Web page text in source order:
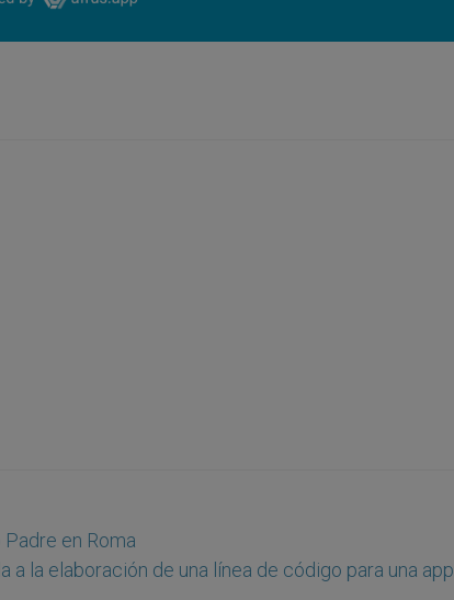
en Roma
a la elaboración de una línea de código para una app